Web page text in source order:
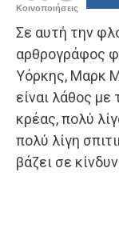
Κοινοποιήσεις
Σε αυτή την
αρθρογράφος
Υόρκης, Μαρκ
είναι λάθος
κρέας, πολύ
πολύ λίγη
βάζει σε